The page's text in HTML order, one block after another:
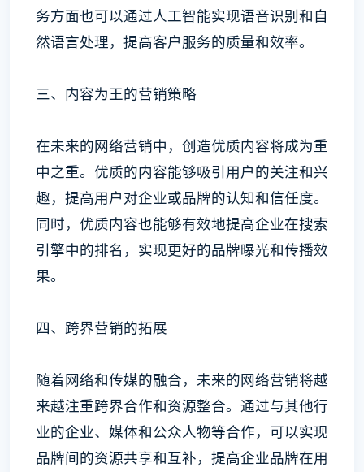
务方面也可以通过人工智能实现语音识别和自
然语言处理，提高客户服务的质量和效率。
三、内容为王的营销策略
在未来的网络营销中，创造优质内容将成为重
中之重。优质的内容能够吸引用户的关注和兴
趣，提高用户对企业或品牌的认知和信任度。
同时，优质内容也能够有效地提高企业在搜索
引擎中的排名，实现更好的品牌曝光和传播效
果。
四、跨界营销的拓展
随着网络和传媒的融合，未来的网络营销将越
来越注重跨界合作和资源整合。通过与其他行
业的企业、媒体和公众人物等合作，可以实现
品牌间的资源共享和互补，提高企业品牌在用